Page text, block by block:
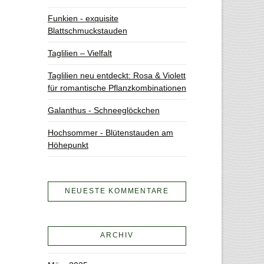
Funkien - exquisite
Blattschmuckstauden
Taglilien – Vielfalt
Taglilien neu entdeckt: Rosa & Violett
für romantische Pflanzkombinationen
Galanthus - Schneeglöckchen
Hochsommer - Blütenstauden am
Höhepunkt
NEUESTE KOMMENTARE
ARCHIV